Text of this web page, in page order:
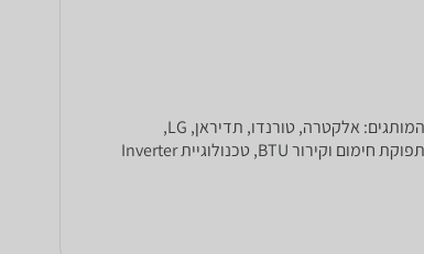
הקיץ הגיע וחייבים להתקין מזגן? ב-zap השוואת מחירים תוכלו להשוות בין מאות דגמים שונים של מזגנים בדירוג אנרגטי A, B, C, D, E ו-G של מיטב המותגים: אלקטרה, טורנדו, תדיראן, LG,
הייסנס, מיצובישי ועוד. קראו מאות חוות דעת על אלפי מזגנים ובחרו את הדגם המתאים לכם לפי פרמטרים של התאמה לגודל החדר, עוצמת כ"ס, תפוקת חימום וקירור BTU, טכנולוגיית Inverter